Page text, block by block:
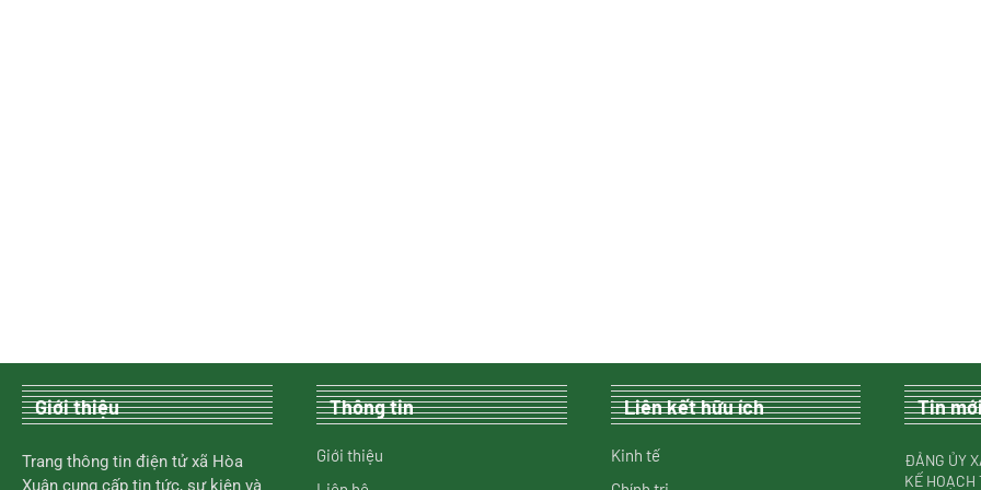
Giới thiệu
Trang thông tin điện tử xã Hòa
Xuân cung cấp tin tức, sự kiện và
Thông tin
Giới thiệu
Liên kết hữu ích
Kinh tế
Tin
ĐẢNG ỦY
KẾ HOẠCH